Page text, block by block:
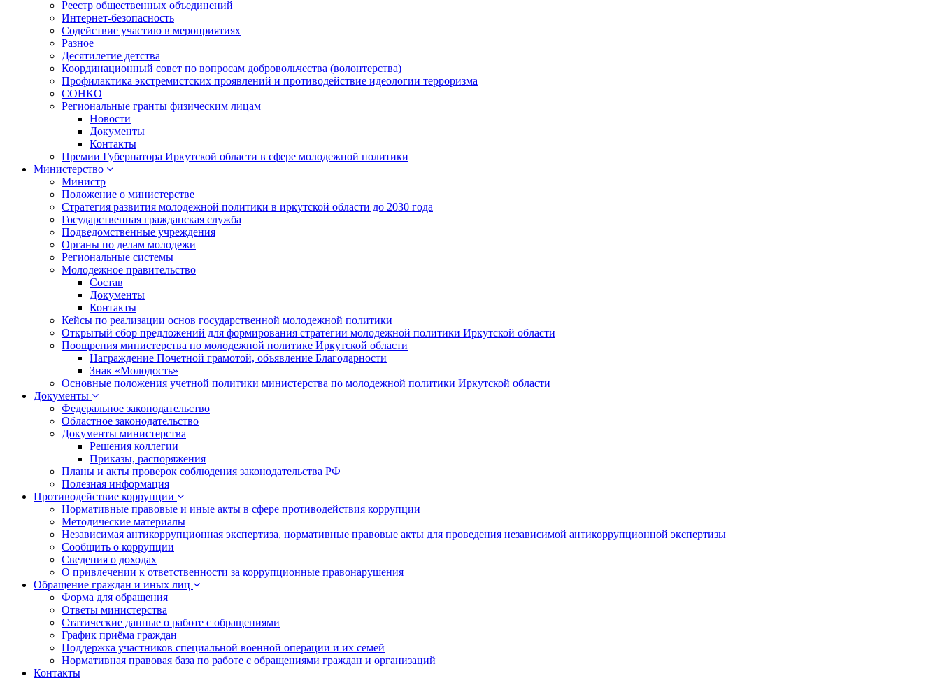
Реестр общественных объединений
Интернет-безопасность
Содействие участию в мероприятиях
Разное
Десятилетие детства
Координационный совет по вопросам добровольчества (волонтерства)
Профилактика экстремистских проявлений и противодействие идеологии терроризма
СОНКО
Региональные гранты физическим лицам
Новости
Документы
Контакты
Премии Губернатора Иркутской области в сфере молодежной политики
Министерство
Министр
Положение о министерстве
Стратегия развития молодежной политики в иркутской области до 2030 года
Государственная гражданская служба
Подведомственные учреждения
Органы по делам молодежи
Региональные системы
Молодежное правительство
Состав
Документы
Контакты
Кейсы по реализации основ государственной молодежной политики
Открытый сбор предложений для формирования стратегии молодежной политики Иркутской области
Поощрения министерства по молодежной политике Иркутской области
Награждение Почетной грамотой, объявление Благодарности
Знак «Молодость»
Основные положения учетной политики министерства по молодежной политики Иркутской области
Документы
Федеральное законодательство
Областное законодательство
Документы министерства
Решения коллегии
Приказы, распоряжения
Планы и акты проверок соблюдения законодательства РФ
Полезная информация
Противодействие коррупции
Нормативные правовые и иные акты в сфере противодействия коррупции
Методические материалы
Независимая антикоррупционная экспертиза, нормативные правовые акты для проведения независимой антикоррупционной экспертизы
Сообщить о коррупции
Сведения о доходах
О привлечении к ответственности за коррупционные правонарушения
Обращение граждан и иных лиц
Форма для обращения
Ответы министерства
Статические данные о работе с обращениями
График приёма граждан
Поддержка участников специальной военной операции и их семей
Нормативная правовая база по работе с обращениями граждан и организаций
Контакты